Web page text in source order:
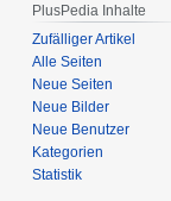
PlusPedia Inhalte
Zufälliger Artikel
Alle Seiten
Neue Seiten
Neue Bilder
Neue Benutzer
Kategorien
Statistik